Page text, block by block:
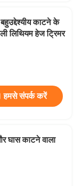
काटने के
लिथियम हेज ट्रिमर
हमसे संपर्क करें
घास काटने वाला